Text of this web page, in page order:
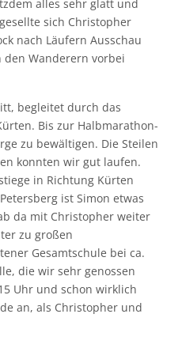
alles sehr glatt und
sich Christopher
nach Läufern Ausschau
Wanderern vorbei
begleitet durch das
Bis zur Halbmarathon-
zu bewältigen. Die Steilen
konnten wir gut laufen.
in Richtung Kürten
ist Simon etwas
da mit Christopher weiter
zu großen
Gesamtschule bei ca.
die wir sehr genossen
Uhr und schon wirklich
an, als Christopher und